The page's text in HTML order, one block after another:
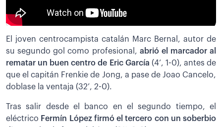
El joven centrocampista catalán Marc Bernal, autor de
su segundo gol como profesional, abrió el marcador al
rematar un buen centro de Eric García (4’, 1-0), antes de
que el capitán Frenkie de Jong, a pase de Joao Cancelo,
doblase la ventaja (32’, 2-0).
Tras salir desde el banco en el segundo tiempo, el
eléctrico Fermín López firmó el tercero con un soberbio